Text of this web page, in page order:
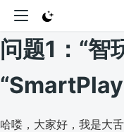
问题1：“智
哈喽，大家好，我是大